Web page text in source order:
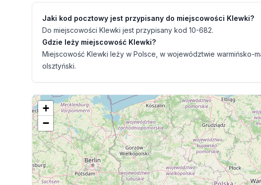
Jaki kod pocztowy jest przypisany do miejscowości Klewki?
Do miejscowości Klewki jest przypisany kod 10-682.
Gdzie leży miejscowość Klewki?
Miejscowość Klewki leży w Polsce, w województwie warmińsko-
olsztyński.
+
−